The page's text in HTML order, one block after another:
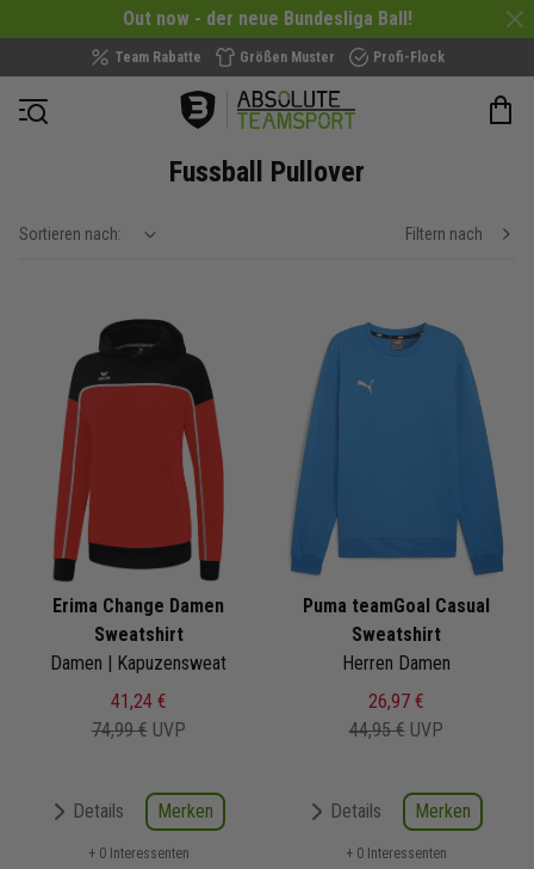
Out now - der neue Bundesliga Ball!
Team Rabatte Größen Muster Profi-Flock
Navigation öffnen
Fussball Pullover
Sortieren nach: show filteroptions Filtern nach
Erima Change Damen
Sweatshirt
Damen | Kapuzensweat
41,24 €
74,99 € UVP
Details Merken
+ 0 Interessenten
Puma teamGoal Casual
Sweatshirt
Herren Damen
26,97 €
44,95 € UVP
Details Merken
+ 0 Interessenten